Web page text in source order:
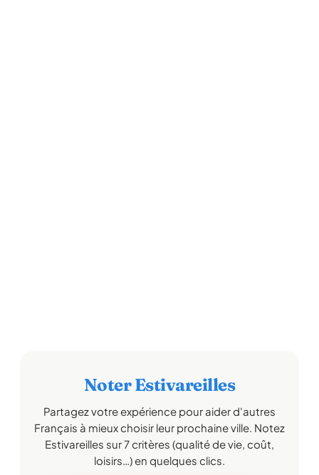
Noter Estivareilles
Partagez votre expérience pour aider d'autres
Français à mieux choisir leur prochaine ville. Notez
Estivareilles sur 7 critères (qualité de vie, coût,
loisirs…) en quelques clics.